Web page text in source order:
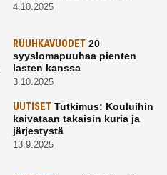
4.10.2025
RUUHKAVUODET20
syyslomapuuhaa pienten
lasten kanssa
3.10.2025
UUTISETTutkimus: Kouluihin
kaivataan takaisin kuria ja
järjestystä
13.9.2025